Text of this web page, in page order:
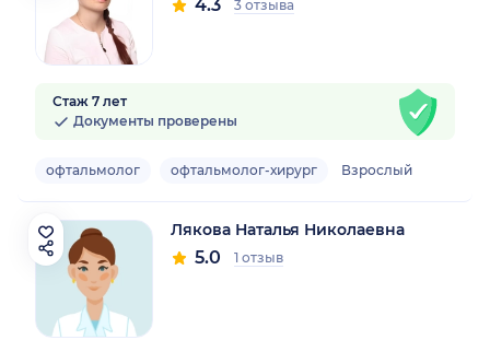
4.3 3 отзыва
Стаж 7 лет
Документы проверены
офтальмолог офтальмолог-хирург Взрослый
Лякова Наталья Николаевна
5.0 1 отзыв